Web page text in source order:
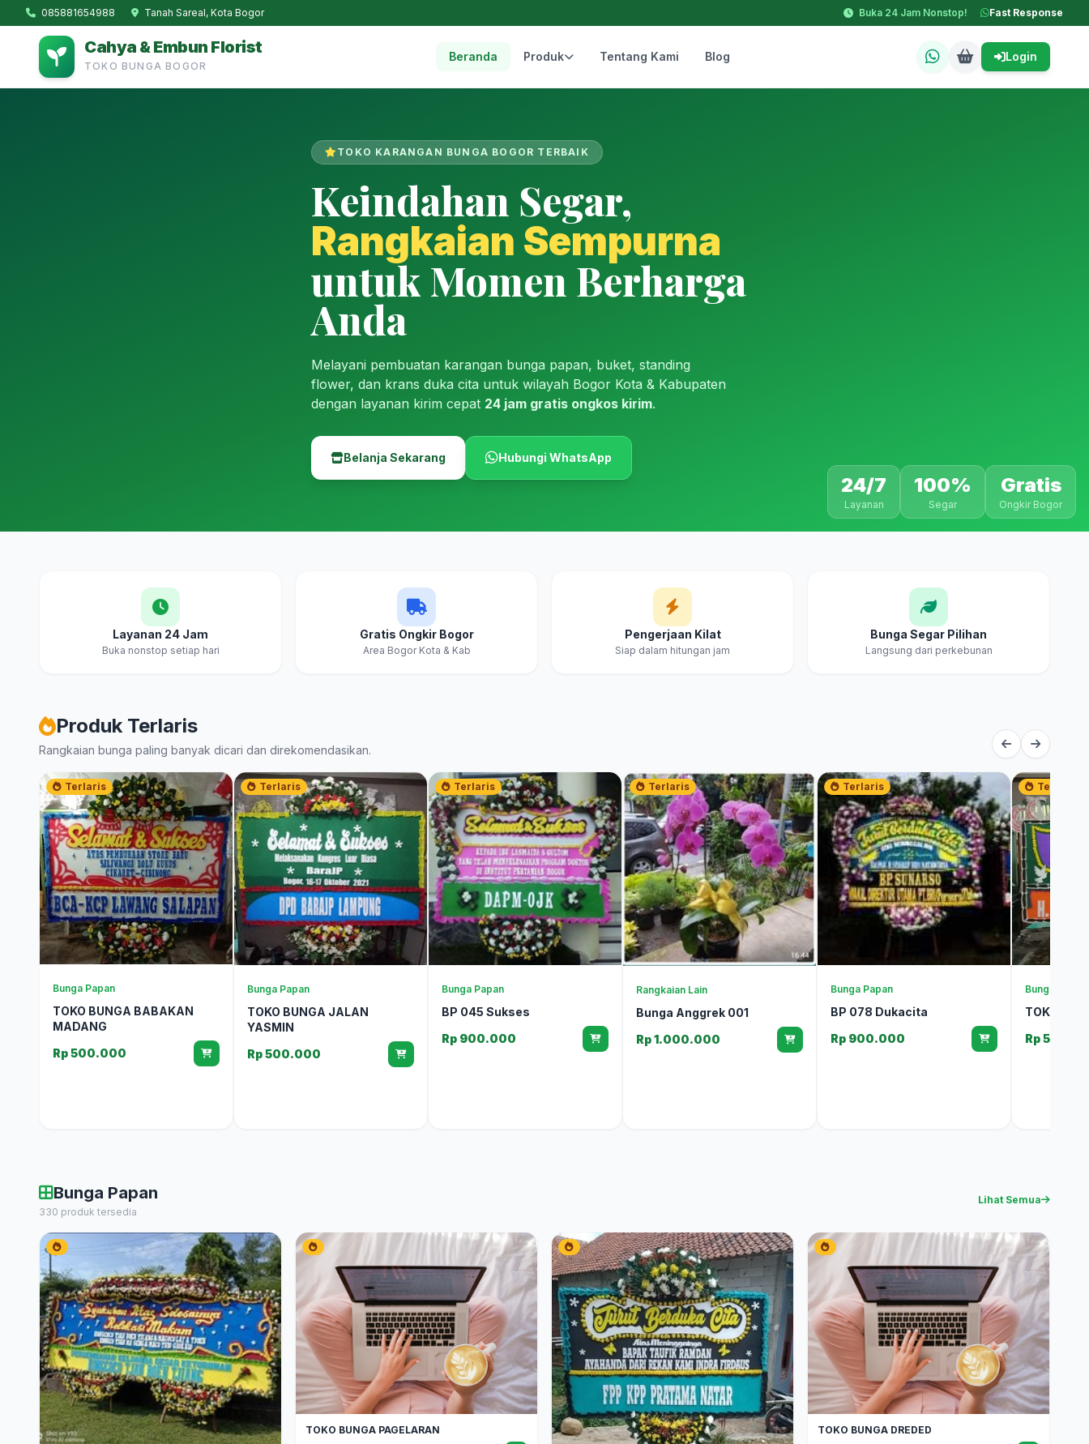
085881654988 Tanah Sareal, Kota Bogor Buka 24 Jam Nonstop! Fast Response
Cahya & Embun Florist
TOKO BUNGA BOGOR
Beranda Produk Tentang Kami Blog Login
TOKO KARANGAN BUNGA BOGOR TERBAIK
Keindahan Segar,
Rangkaian Sempurna
untuk Momen Berharga
Anda
Melayani pembuatan karangan bunga papan, buket, standing
flower, dan krans duka cita untuk wilayah Bogor Kota & Kabupaten
dengan layanan kirim cepat 24 jam gratis ongkos kirim.
Belanja Sekarang Hubungi WhatsApp
24/7
Layanan
100%
Segar
Gratis
Ongkir Bogor
Layanan 24 Jam
Buka nonstop setiap hari
Gratis Ongkir Bogor
Area Bogor Kota & Kab
Pengerjaan Kilat
Siap dalam hitungan jam
Bunga Segar Pilihan
Langsung dari perkebunan
Produk Terlaris
Rangkaian bunga paling banyak dicari dan direkomendasikan.
Terlaris
Bunga Papan
TOKO BUNGA BABAKAN
MADANG
Rp 500.000
Terlaris
Bunga Papan
TOKO BUNGA JALAN
YASMIN
Rp 500.000
Terlaris
Bunga Papan
BP 045 Sukses
Rp 900.000
Terlaris
Rangkaian Lain
Bunga Anggrek 001
Rp 1.000.000
Terlaris
Bunga Papan
BP 078 Dukacita
Rp 900.000
Terlaris
Bunga Papan
TOKO
Rp
Bunga Papan
330 produk tersedia
Lihat Semua
TOKO BUNGA PAGELARAN
TOKO BUNGA DREDED